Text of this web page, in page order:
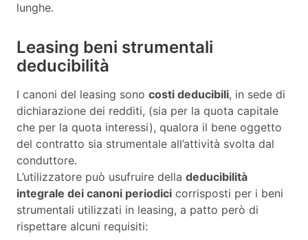
lunghe.
Leasing beni strumentali
deducibilità
I canoni del leasing sono costi deducibili, in sede di
dichiarazione dei redditi, (sia per la quota capitale
che per la quota interessi), qualora il bene oggetto
del contratto sia strumentale all’attività svolta dal
conduttore.
L’utilizzatore può usufruire della deducibilità
integrale dei canoni periodici corrisposti per i beni
strumentali utilizzati in leasing, a patto però di
rispettare alcuni requisiti: